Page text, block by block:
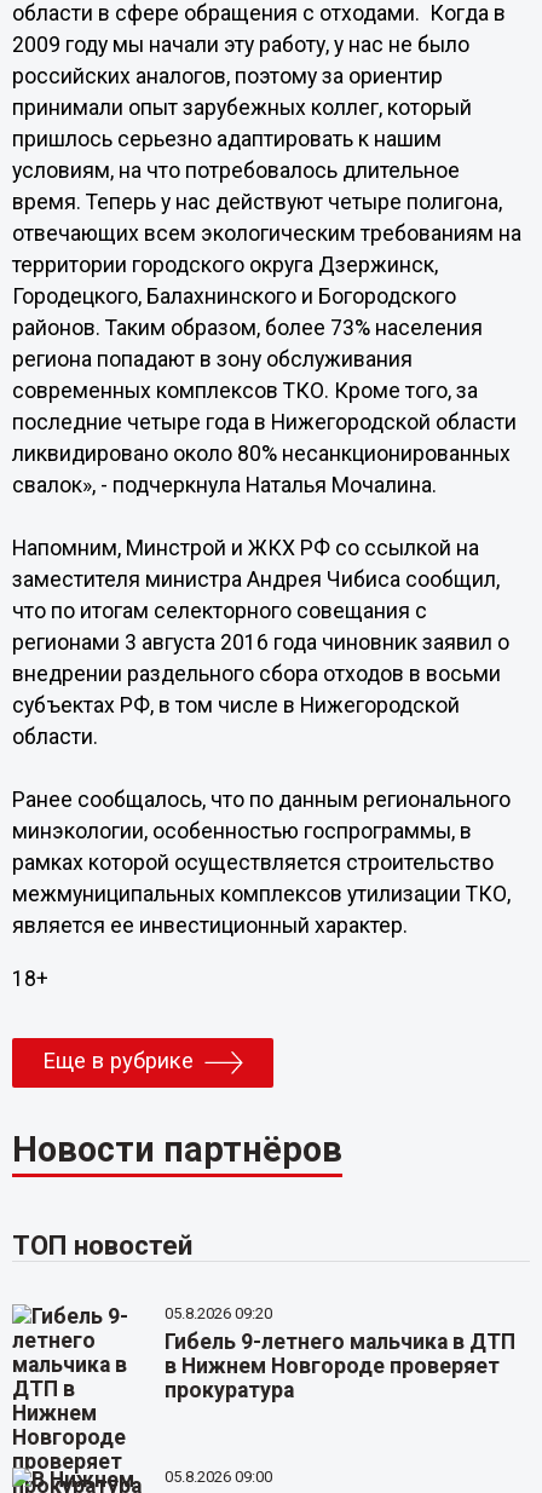
области в сфере обращения с отходами. Когда в
2009 году мы начали эту работу, у нас не было
российских аналогов, поэтому за ориентир
принимали опыт зарубежных коллег, который
пришлось серьезно адаптировать к нашим
условиям, на что потребовалось длительное
время. Теперь у нас действуют четыре полигона,
отвечающих всем экологическим требованиям на
территории городского округа Дзержинск,
Городецкого, Балахнинского и Богородского
районов. Таким образом, более 73% населения
региона попадают в зону обслуживания
современных комплексов ТКО. Кроме того, за
последние четыре года в Нижегородской области
ликвидировано около 80% несанкционированных
свалок», - подчеркнула Наталья Мочалина.
Напомним, Минстрой и ЖКХ РФ со ссылкой на
заместителя министра Андрея Чибиса сообщил,
что по итогам селекторного совещания с
регионами 3 августа 2016 года чиновник заявил о
внедрении раздельного сбора отходов в восьми
субъектах РФ, в том числе в Нижегородской
области.
Ранее сообщалось, что по данным регионального
минэкологии, особенностью госпрограммы, в
рамках которой осуществляется строительство
межмуниципальных комплексов утилизации ТКО,
является ее инвестиционный характер.
18+
Еще в рубрике
Новости партнёров
ТОП новостей
05.8.2026 09:20
Гибель 9-летнего мальчика в ДТП
в Нижнем Новгороде проверяет
прокуратура
05.8.2026 09:00